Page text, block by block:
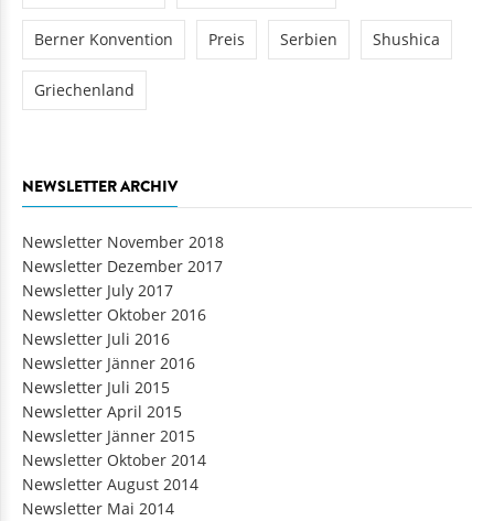
Berner Konvention Preis Serbien Shushica
Griechenland
NEWSLETTER ARCHIV
Newsletter November 2018
Newsletter Dezember 2017
Newsletter July 2017
Newsletter Oktober 2016
Newsletter Juli 2016
Newsletter Jänner 2016
Newsletter Juli 2015
Newsletter April 2015
Newsletter Jänner 2015
Newsletter Oktober 2014
Newsletter August 2014
Newsletter Mai 2014